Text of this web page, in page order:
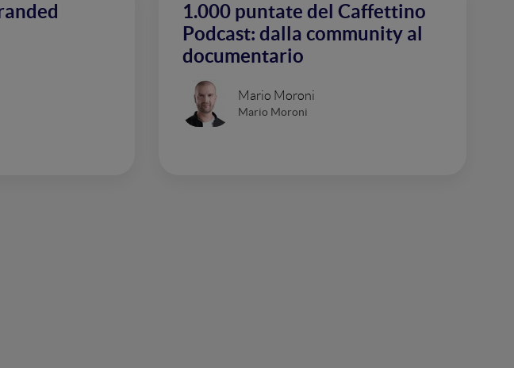
1.000 puntate del Caffettino
Podcast: dalla community al
documentario
Mario Moroni
Mario Moroni